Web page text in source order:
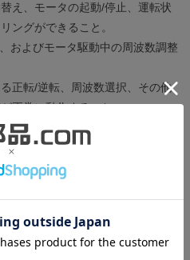
え、モータの起動/停止、運転状
ングができること。
およびモータ駆動中の周波数調整
正転/逆転、周波数選択、その他
正常に動作すること。
(周波数設定器)を接続し、周波数
（±10％）が正常に出力されるこ
、工場出荷時の状態に戻してい